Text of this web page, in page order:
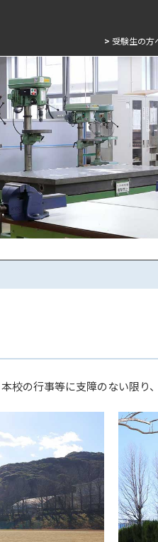
> 受験生の方
校の行事等に支障のない限り